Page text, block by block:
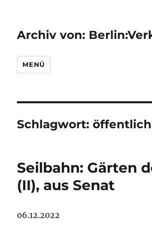
Archiv von:
MENÜ
Schlagwort:
Seilbahn: Gärten
(II), aus Senat
06.12.2022